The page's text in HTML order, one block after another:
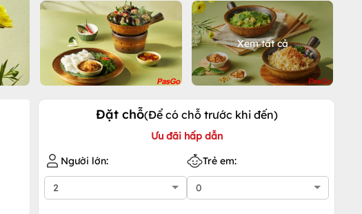
Xem tất cả
Đặt chỗ(Để có chỗ trước khi đến)
Ưu đãi hấp dẫn
Người lớn:
Trẻ em: